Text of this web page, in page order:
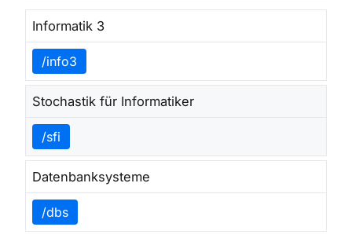
Informatik 3
/info3
Stochastik für Informatiker
/sfi
Datenbanksysteme
/dbs